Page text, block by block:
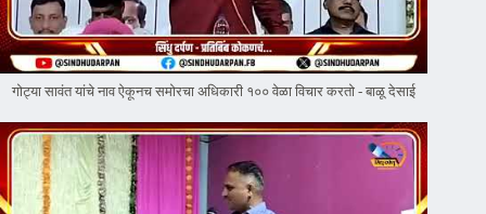
गोट्या सावंत यांचे नाव ऐकूनच समोरचा अधिकारी १०० वेळा विचार करतो - बाळू देसाई